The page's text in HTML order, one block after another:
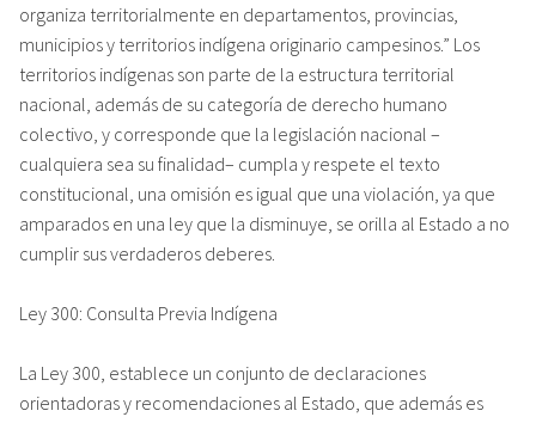
organiza territorialmente en departamentos, provincias,
municipios y territorios indígena originario campesinos.” Los
territorios indígenas son parte de la estructura territorial
nacional, además de su categoría de derecho humano
colectivo, y corresponde que la legislación nacional –
cualquiera sea su finalidad– cumpla y respete el texto
constitucional, una omisión es igual que una violación, ya que
amparados en una ley que la disminuye, se orilla al Estado a no
cumplir sus verdaderos deberes.
Ley 300: Consulta Previa Indígena
La Ley 300, establece un conjunto de declaraciones
orientadoras y recomendaciones al Estado, que además es